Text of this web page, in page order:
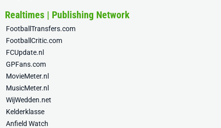
Realtimes | Publishing Network
FootballTransfers.com
FootballCritic.com
FCUpdate.nl
GPFans.com
MovieMeter.nl
MusicMeter.nl
WijWedden.net
Kelderklasse
Anfield Watch